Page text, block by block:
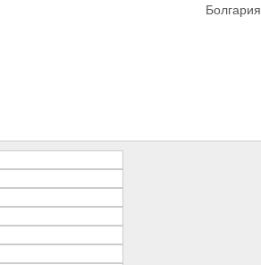
Болгария